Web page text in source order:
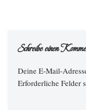
Schreibe einen
Deine E-Mail-
Erforderliche Felder